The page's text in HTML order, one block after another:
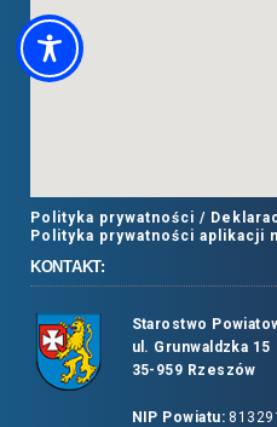
Polityka prywatności /
Polityka prywatności aplikacji
KONTAKT:
Starostwo
ul. Grunwaldzka 15
35-959 Rzeszów
NIP Powiatu: